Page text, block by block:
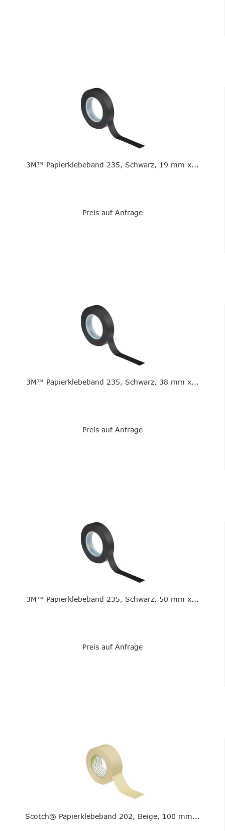
3M™ Papierklebeband 235, Schwarz, 19 mm x...
Preis auf Anfrage
3M™ Papierklebeband 235, Schwarz, 38 mm x...
Preis auf Anfrage
3M™ Papierklebeband 235, Schwarz, 50 mm x...
Preis auf Anfrage
Scotch® Papierklebeband 202, Beige, 100 mm...